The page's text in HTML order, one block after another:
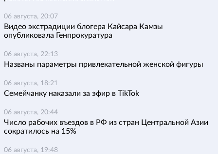
06 августа, 20:07
Видео экстрадиции блогера Кайсара Камзы
опубликовала Генпрокуратура
06 августа, 22:13
Названы параметры привлекательной женской фигуры
06 августа, 18:21
Семейчанку наказали за эфир в TikTok
06 августа, 20:44
Число рабочих въездов в РФ из стран Центральной Азии
сократилось на 15%
06 августа, 19:48